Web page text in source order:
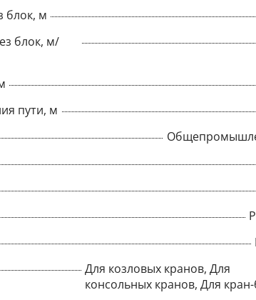
блок, м
блок, м/
пути, м
Для козловых кранов, Для
консольных кранов, Для